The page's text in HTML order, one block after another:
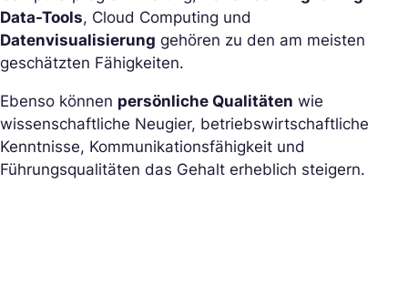
Data-Tools, Cloud Computing und
Datenvisualisierung gehören zu den am meisten
geschätzten Fähigkeiten.
Ebenso können persönliche Qualitäten wie
wissenschaftliche Neugier, betriebswirtschaftliche
Kenntnisse, Kommunikationsfähigkeit und
Führungsqualitäten das Gehalt erheblich steigern.